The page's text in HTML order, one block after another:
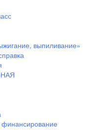
выпиливание»